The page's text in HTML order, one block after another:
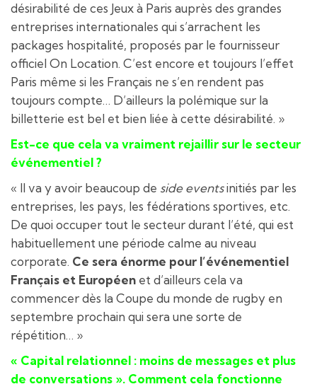
désirabilité de ces Jeux à Paris auprès des grandes
entreprises internationales qui s’arrachent les
packages hospitalité, proposés par le fournisseur
officiel On Location. C’est encore et toujours l’effet
Paris même si les Français ne s’en rendent pas
toujours compte… D’ailleurs la polémique sur la
billetterie est bel et bien liée à cette désirabilité. »
Est-ce que cela va vraiment rejaillir sur le secteur
événementiel ?
« Il va y avoir beaucoup de side eventsinitiés par les
entreprises, les pays, les fédérations sportives, etc.
De quoi occuper tout le secteur durant l’été, qui est
habituellement une période calme au niveau
corporate. Ce sera énorme pour l’événementiel
Français et Européen et d’ailleurs cela va
commencer dès la Coupe du monde de rugby en
septembre prochain qui sera une sorte de
répétition… »
« Capital relationnel : moins de messages et plus
de conversations ». Comment cela fonctionne